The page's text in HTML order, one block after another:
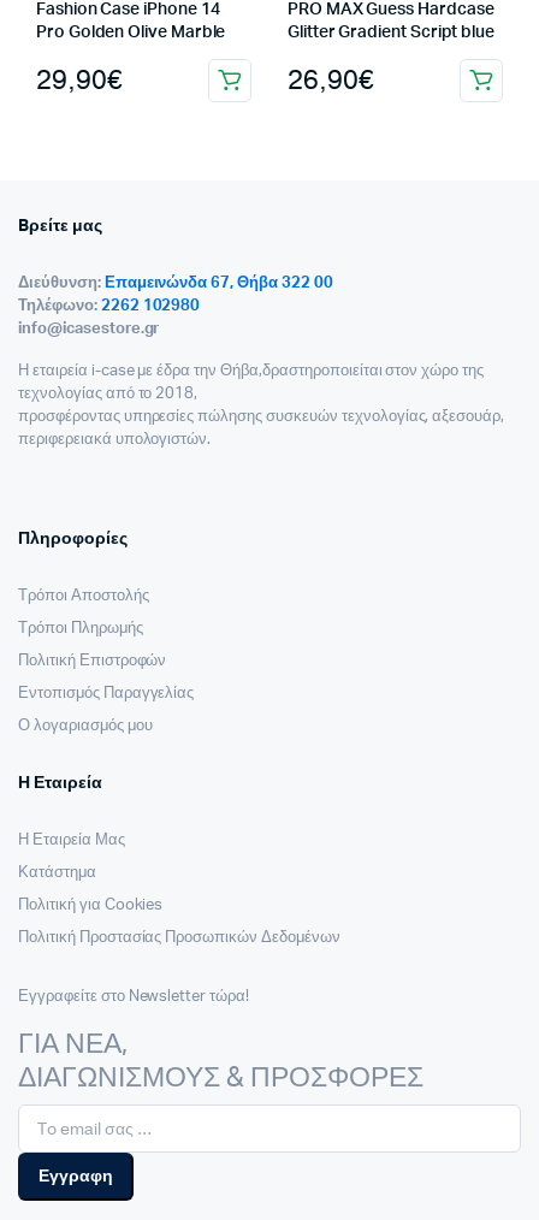
Fashion Case iPhone 14
Pro Golden Olive Marble
29,90€
PRO MAX Guess Hardcase
Glitter Gradient Script blue
26,90€
Bρείτε μας
Διεύθυνση: Επαμεινώνδα 67, Θήβα 322 00
Τηλέφωνο: 2262 102980
info@icasestore.gr
Η εταιρεία i-case με έδρα την Θήβα,δραστηροποιείται στον χώρο της
τεχνολογίας από το 2018,
προσφέροντας υπηρεσίες πώλησης συσκευών τεχνολογίας, αξεσουάρ,
περιφερειακά υπολογιστών.
Πληροφορίες
Τρόποι Αποστολής
Τρόποι Πληρωμής
Πολιτική Επιστροφών
Εντοπισμός Παραγγελίας
Ο λογαριασμός μου
Η Εταιρεία
Η Εταιρεία Μας
Κατάστημα
Πολιτική για Cookies
Πολιτική Προστασίας Προσωπικών Δεδομένων
Εγγραφείτε στο Newsletter τώρα!
ΓΙΑ ΝΕΑ,
ΔΙΑΓΩΝΙΣΜΟΥΣ & ΠΡΟΣΦΟΡΕΣ